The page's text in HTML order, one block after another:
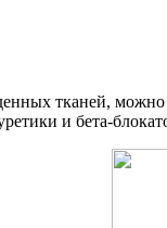
тканей,
и бета-